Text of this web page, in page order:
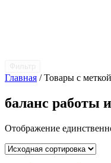
Главная / Товары с
баланс работы
Отображение